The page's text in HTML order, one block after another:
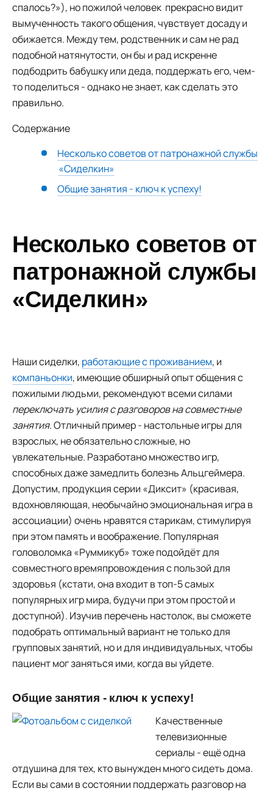
спалось?»), но пожилой человек прекрасно видит
вымученность такого общения, чувствует досаду и
обижается. Между тем, родственник и сам не рад
подобной натянутости, он бы и рад искренне
подбодрить бабушку или деда, поддержать его, чем-
то поделиться - однако не знает, как сделать это
правильно.
Содержание
Несколько советов от патронажной службы
«Сиделкин»
Общие занятия - ключ к успеху!
Несколько советов от
патронажной службы
«Сиделкин»
Наши сиделки, работающие с проживанием, и
компаньонки, имеющие обширный опыт общения с
пожилыми людьми, рекомендуют всеми силами
переключать усилия с разговоров на совместные
занятия. Отличный пример - настольные игры для
взрослых, не обязательно сложные, но
увлекательные. Разработано множество игр,
способных даже замедлить болезнь Альцгеймера.
Допустим, продукция серии «Диксит» (красивая,
вдохновляющая, необычайно эмоциональная игра в
ассоциации) очень нравятся старикам, стимулируя
при этом память и воображение. Популярная
головоломка «Руммикуб» тоже подойдёт для
совместного времяпровождения с пользой для
здоровья (кстати, она входит в топ-5 самых
популярных игр мира, будучи при этом простой и
доступной). Изучив перечень настолок, вы сможете
подобрать оптимальный вариант не только для
групповых занятий, но и для индивидуальных, чтобы
пациент мог заняться ими, когда вы уйдете.
Общие занятия - ключ к успеху!
Качественные
телевизионные
сериалы - ещё одна
отдушина для тех, кто вынужден много сидеть дома.
Если вы сами в состоянии поддержать разговор на